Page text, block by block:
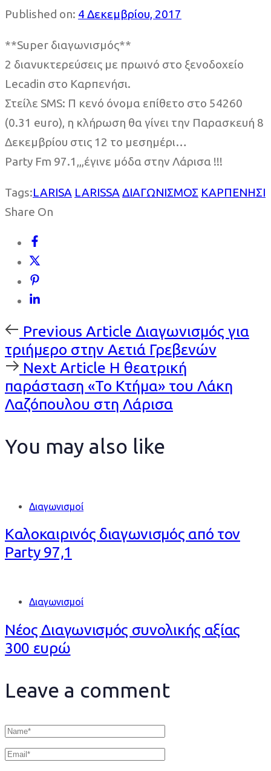
Published on: 4 Δεκεμβρίου, 2017
**Super διαγωνισμός**
2 διανυκτερεύσεις με πρωινό στο ξενοδοχείο
Lecadin στο Καρπενήσι.
Στείλε SMS: Π κενό όνομα επίθετο στο 54260
(0.31 euro), η κλήρωση θα γίνει την Παρασκευή 8
Δεκεμβρίου στις 12 το μεσημέρι…
Party Fm 97.1,,,έγινε μόδα στην Λάρισα !!!
Tags:LARISA LARISSA ΔΙΑΓΩΝΙΣΜΟΣ ΚΑΡΠΕΝΗΣΙ
Share On
Previous
Article
Previous Article Διαγωνισμός για
τριήμερο στην Αετιά Γρεβενών
Next
Article
Next Article Η θεατρική
παράσταση «Το Κτήμα» του Λάκη
Λαζόπουλου στη Λάρισα
You may also like
Διαγωνισμοί
Καλοκαιρινός διαγωνισμός από τον
Party 97,1
Διαγωνισμοί
Νέος Διαγωνισμός συνολικής αξίας
300 ευρώ
Leave a comment